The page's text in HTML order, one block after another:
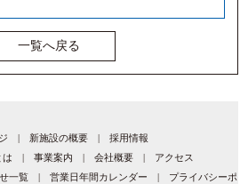
一覧へ戻る
| 新施設の概要 | 採用情報
は | 事業案内 | 会社概要|
アクセス
一覧 | 営業日年間カレンダー | プライバシーポ